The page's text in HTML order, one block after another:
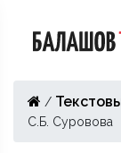
/
С.Б. Суровова